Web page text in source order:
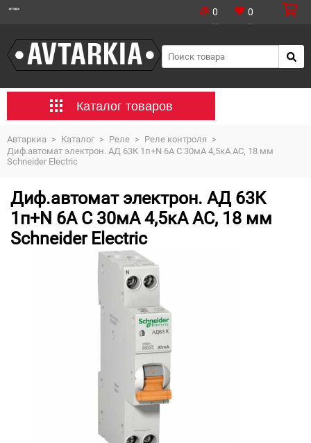
0 0
Каталог товаров
Автаркиа > Каталог > Реле > Реле контроля >
Диф.автомат электрон. АД 63К 1п+N 6A С 30мА 4,5кА АС, 18 мм
Schneider Electric
Диф.автомат электрон. АД 63К
1п+N 6A С 30мА 4,5кА АС, 18 мм
Schneider Electric